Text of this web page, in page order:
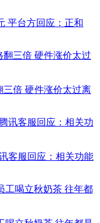
平台方回应：正和
倍 硬件涨价太过离
客服回应：相关功能